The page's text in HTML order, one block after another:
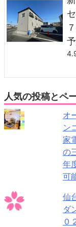
人気の投稿とペ
オ
ン
家
の
年
可
仙
ダ
０